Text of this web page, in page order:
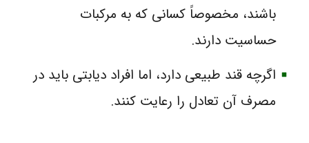
باشند، مخصوصاً کسانی که به مرکبات
حساسیت دارند.
اگرچه قند طبیعی دارد، اما افراد دیابتی باید در
مصرف آن تعادل را رعایت کنند.